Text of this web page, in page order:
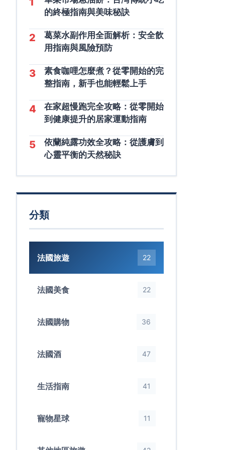
的終極指南與美味秘訣
2
葛菜水副作用全面解析：安全飲
用指南與風險預防
3
素食咖哩怎麼煮？從零開始的完
整指南，新手也能輕鬆上手
4
在家超慢跑完全攻略：從零開始
到健康提升的居家運動指南
5
依蘭純露功效全攻略：從護膚到
心靈平衡的天然秘訣
分類
法國旅遊 22
法國美食 22
法國購物 36
法國酒 47
生活指南 41
寵物星球 11